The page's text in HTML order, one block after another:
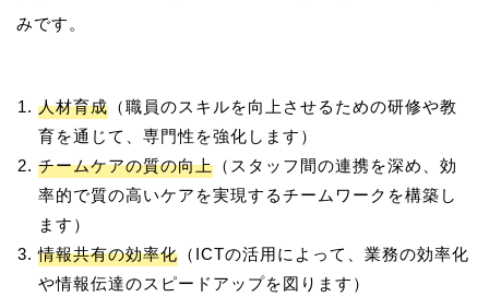
人材育成 （職員のスキルを向上させるための研修や教
育を通じて、専門性を強化します）
チームケアの質の向上 （スタッフ間の連携を深め、効
率的で質の高いケアを実現するチームワークを構築し
ます）
情報共有の効率化 （ICTの活用によって、業務の効率化
や情報伝達のスピードアップを図ります）